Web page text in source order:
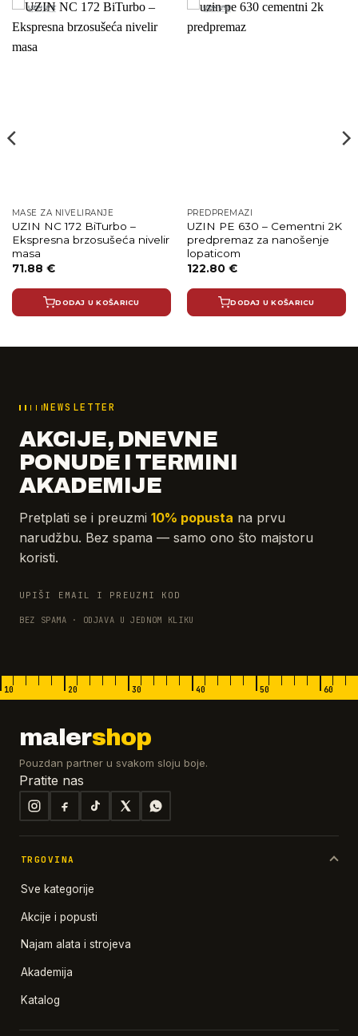
MASE ZA NIVELIRANJE
UZIN NC 172 BiTurbo –
Ekspresna brzosušeća nivelir
masa
71.88 €
DODAJ U KOŠARICU
PREDPREMAZI
UZIN PE 630 – Cementni 2K
predpremaz za nanošenje
lopaticom
122.80 €
DODAJ U KOŠARICU
NEWSLETTER
AKCIJE, DNEVNE
PONUDE I TERMINI
AKADEMIJE
Pretplati se i preuzmi 10% popusta na prvu
narudžbu. Bez spama — samo ono što majstoru
koristi.
UPIŠI EMAIL I PREUZMI KOD
BEZ SPAMA · ODJAVA U JEDNOM KLIKU
10 20 30 40 50 60
malershop
Pouzdan partner u svakom sloju boje.
Pratite nas
TRGOVINA
Sve kategorije
Akcije i popusti
Najam alata i strojeva
Akademija
Katalog